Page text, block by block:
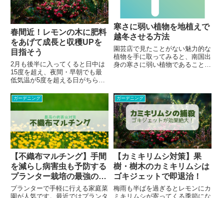
春間近！レモンの木に肥料
をあげて成長と収穫UPを
目指そう
2月も後半に入ってくると日中は
15度を超え、夜間・早朝でも最
低気温が5度を超える日がちらほ
や暖冬の年は梅や早咲きの桜が開
花を始めます。こうした春先、あ
るいは冬の終わりの時期はレモン
を始めとした柑橘類の果樹に肥
料...
寒さに弱い植物を地植えで
越冬させる方法
園芸店で見たことがない魅力的な
植物を手に取ってみると、南国出
身の寒さに弱い植物であることが
ったものは多くの場合、日本の気
候に適さない「弱点」を持って
い...
ガーデニング
【不織布マルチング】手間
を減らし病害虫も予防する
プランター栽培の最強のお
供
プランターで手軽に行える家庭菜
園が人気です。最近ではプランタ
ガーデニング
【カミキリムシ対策】果
樹・樹木のカミキリムシは
ゴキジェットで即退治！
梅雨も半ばを過ぎるとレモンにカ
ミキリムシが寄ってくる季節にな